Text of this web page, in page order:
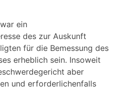
ein
des zur Auskunft
für die Bemessung des
erheblich sein. Insoweit
aber
und erforderlichenfalls